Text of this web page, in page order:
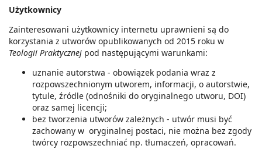
Użytkownicy
Zainteresowani użytkownicy internetu uprawnieni są do
korzystania z utworów opublikowanych od 2015 roku w
Teologii Praktycznej pod następującymi warunkami:
uznanie autorstwa - obowiązek podania wraz z
rozpowszechnionym utworem, informacji, o autorstwie,
tytule, źródle (odnośniki do oryginalnego utworu, DOI)
oraz samej licencji;
bez tworzenia utworów zależnych - utwór musi być
zachowany w oryginalnej postaci, nie można bez zgody
twórcy rozpowszechniać np. tłumaczeń, opracowań.